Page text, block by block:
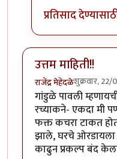
प्रतिसाद
उत्तम माहिती!!
राजेंद्र मेहेंदळेशुक्रवार,
गांडुळे पावली
रच्याकने- एकदा मी
फक्त कचरा टाकत
झाले, घरचे
काढुन प्रकल्प बंद